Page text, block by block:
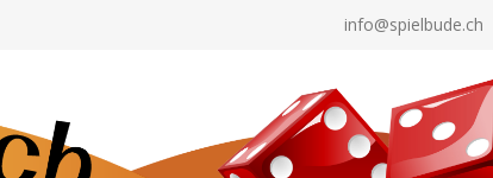
info@spielbude.ch